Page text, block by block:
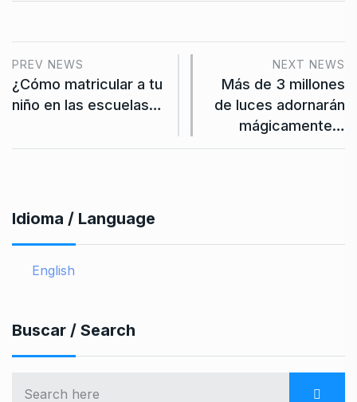
PREV NEWS
¿Cómo matricular a tu
niño en las escuelas…
NEXT NEWS
Más de 3 millones
de luces adornarán
mágicamente…
Idioma / Language
English
Buscar / Search